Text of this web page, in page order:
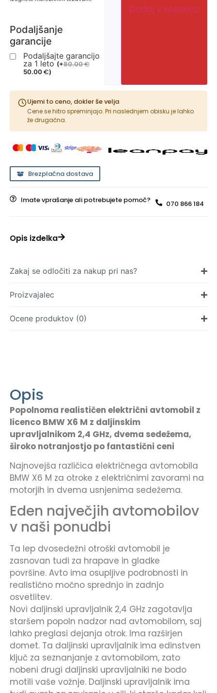
Podaljšanje
garancije
Podaljšajte garancijo
za 1 leto (+80.00€
50.00€)
Dodaj v košarico
Ujemi to ceno, dokler še velja
Cene se hitro spreminjajo. Pri naslednjem obisku je lahko
že drugačna.
Brezplačna dostava
Imate vprašanje ali potrebujete pomoč? 070 866 184
Opis izdelka
Zakaj se odločiti za nakup pri nas?
Proizvajalec
Ocene produktov (0)
Opis
Popolnoma realističen električni avtomobil z
licenco BMW X6 M z daljinskim
upravljalnikom 2,4 GHz, dvema sedežema,
široko notranjostjo po fantastični ceni
Najnovejša različica električnega avtomobila
BMW X6 M za otroke z električnimi zavorami na
motorjih in dvema usnjenima sedežema.
Eden največjih avtomobilov
v naši ponudbi
Ta lep dvosedežni otroški avtomobil je
zasnovan tudi za hrapave in gladke
površine. Avto ima osupljive podrobnosti in
realistično močno sprednjo in zadnjo
osvetlitev.
Novi daljinski upravljalnik 2,4 GHz zagotavlja
staršem popoln nadzor nad avtomobilom, saj
lahko preglasi dejanja otrok. Ima razširjen
domet. Ta daljinski upravljalnik ima edinstven
ključ za seznanjanje z avtomobilom, zato
nobeni drugi daljinski upravljalniki ne bodo
motili vaše vožnje. Daljinski upravljalnik ima